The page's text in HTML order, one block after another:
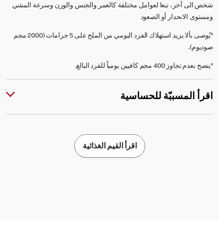
شخص الى آخر، تبعا لعوامل مختلفة كالعمر والجنس والوزن وسرعة المشي
ومستوى الانحدار أو الصعود
*يُوصى بألا يزيد استهلاك الفرد اليومي من الملح على 5 جرامات (2000 مجم
صوديوم).
*ينصح بعدم تجاوز 400 مجم كافيين يومياً للفرد البالغ.
اقرأ المسببّة للحساسية
اقرأ القيم الغذائية